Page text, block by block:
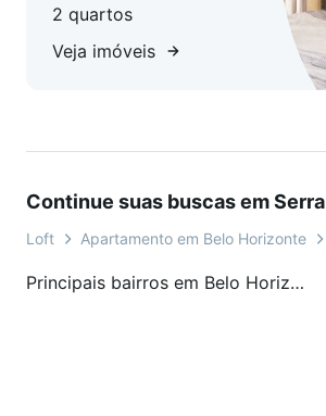
2 quartos
Veja imóveis
Continue suas buscas em Serra
Loft Apartamento em Belo Horizonte
Principais bairros em Belo Horizonte, MG